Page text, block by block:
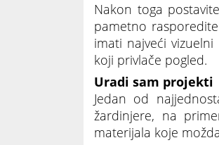
Nakon toga
pametno
imati najveći
koji privlače pogled.
Uradi sam projekti
Jedan od
žardinjere, na
materijala koje